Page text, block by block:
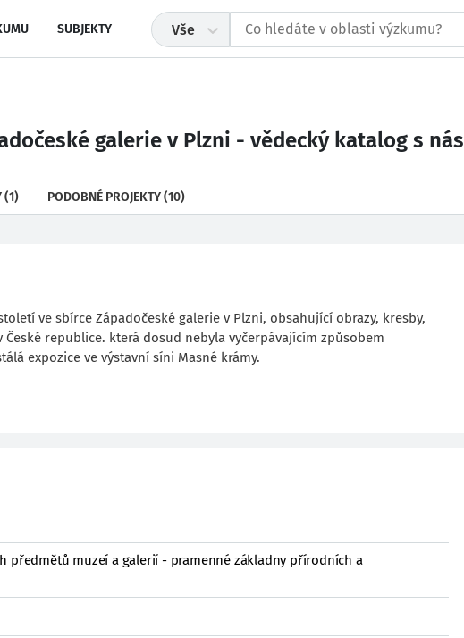
SUBJEKTY Vše
galerie v Plzni - vědecký katalog s
(1) PODOBNÉ PROJEKTY(10)
ve sbírce Západočeské galerie v Plzni, obsahující obrazy, kresby,
republice. která dosud nebyla vyčerpávajícím způsobem
expozice ve výstavní síni Masné krámy.
předmětů muzeí a galerií - pramenné základny přírodních a